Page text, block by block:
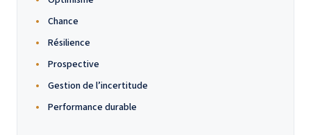
Chance
Résilience
Prospective
Gestion de l’incertitude
Performance durable